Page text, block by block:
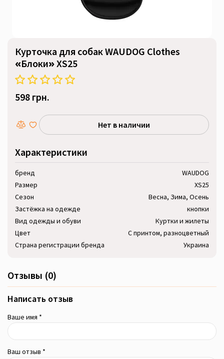
Курточка для собак WAUDOG Clothes
«Блоки» XS25
598 грн.
Нет в наличии
Характеристики
бренд
WAUDOG
Размер
XS25
Сезон
Весна, Зима, Осень
Застёжка на одежде
кнопки
Вид одежды и обуви
Куртки и жилеты
Цвет
С принтом, разноцветный
Страна регистрации бренда
Украина
Отзывы (0)
Написать отзыв
Ваше имя *
Ваш отзыв *